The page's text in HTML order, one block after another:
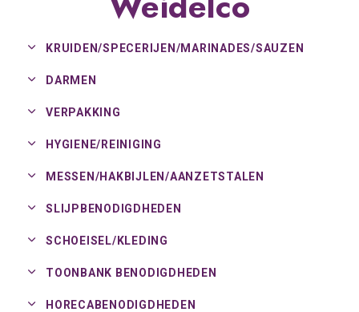
KRUIDEN/SPECERIJEN/MARINADES/SAUZEN
DARMEN
VERPAKKING
HYGIENE/ REINIGING
MESSEN/HAKBIJLEN/AANZETSTALEN
SLIJPBENODIGDHEDEN
SCHOEISEL/ KLEDING
TOONBANK BENODIGDHEDEN
HORECABENODIGDHEDEN